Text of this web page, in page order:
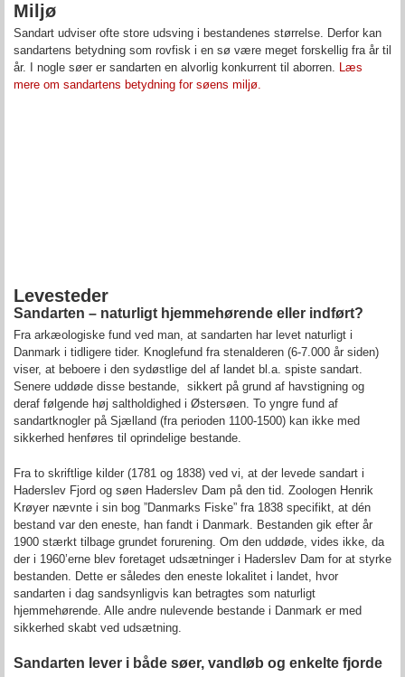
Miljø
Sandart udviser ofte store udsving i bestandenes størrelse. Derfor kan
sandartens betydning som rovfisk i en sø være meget forskellig fra år til
år. I nogle søer er sandarten en alvorlig konkurrent til aborren. Læs
mere om sandartens betydning for søens miljø.
Levesteder
Sandarten – naturligt hjemmehørende eller indført?
Fra arkæologiske fund ved man, at sandarten har levet naturligt i
Danmark i tidligere tider. Knoglefund fra stenalderen (6-7.000 år siden)
viser, at beboere i den sydøstlige del af landet bl.a. spiste sandart.
Senere uddøde disse bestande, sikkert på grund af havstigning og
deraf følgende høj saltholdighed i Østersøen. To yngre fund af
sandartknogler på Sjælland (fra perioden 1100-1500) kan ikke med
sikkerhed henføres til oprindelige bestande.
Fra to skriftlige kilder (1781 og 1838) ved vi, at der levede sandart i
Haderslev Fjord og søen Haderslev Dam på den tid. Zoologen Henrik
Krøyer nævnte i sin bog ”Danmarks Fiske” fra 1838 specifikt, at dén
bestand var den eneste, han fandt i Danmark. Bestanden gik efter år
1900 stærkt tilbage grundet forurening. Om den uddøde, vides ikke, da
der i 1960’erne blev foretaget udsætninger i Haderslev Dam for at styrke
bestanden. Dette er således den eneste lokalitet i landet, hvor
sandarten i dag sandsynligvis kan betragtes som naturligt
hjemmehørende. Alle andre nulevende bestande i Danmark er med
sikkerhed skabt ved udsætning.
Sandarten lever i både søer, vandløb og enkelte fjorde